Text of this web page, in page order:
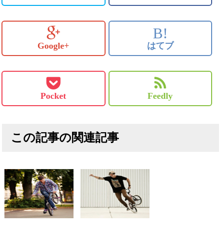
Google+
B!
はてブ
Pocket Feedly
この記事の関連記事